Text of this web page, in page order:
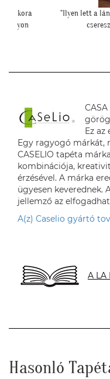
"Példa értékű
hiperszuper
Ez
Egy ragyogó márkát,
CASELIO tapéta
kombinációja,
érzésével. A márka
ügyesen keverednek.
jellemző az
A(z) Caselio gyártó
A LA
Hasonló